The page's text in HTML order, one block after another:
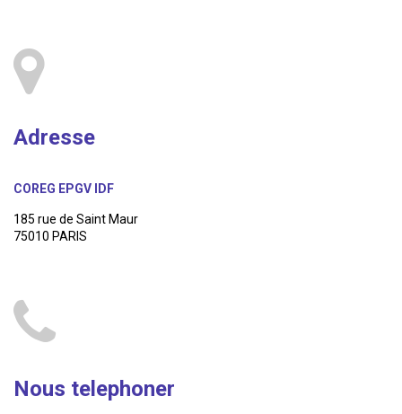
Adresse
COREG EPGV IDF
185 rue de Saint Maur
75010 PARIS
Nous telephoner